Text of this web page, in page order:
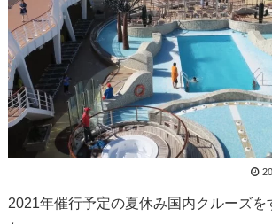
2021年催行予定の夏休み国内クルーズを